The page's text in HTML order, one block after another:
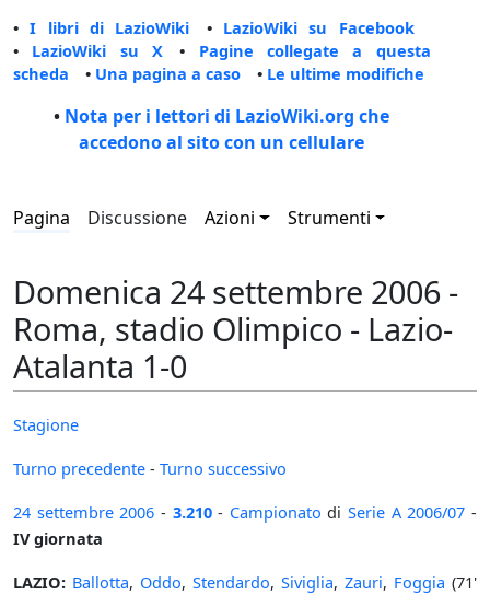
•I libri di LazioWiki • LazioWiki su Facebook
• LazioWiki su X • Pagine collegate a questa
scheda • Una pagina a caso • Le ultime modifiche
• Nota per i lettori di LazioWiki.org che
accedono al sito con un cellulare
Pagina Discussione Azioni Strumenti
Domenica 24 settembre 2006 -
Roma, stadio Olimpico - Lazio-
Atalanta 1-0
Stagione
Turno precedente - Turno successivo
24 settembre 2006 - 3.210- Campionato diSerie A 2006/07 -
IV giornata
LAZIO: Ballotta, Oddo, Stendardo, Siviglia, Zauri, Foggia (71'